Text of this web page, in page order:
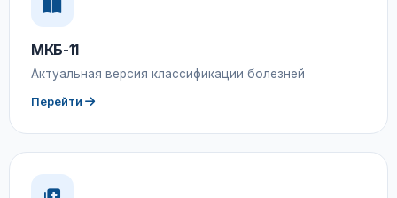
МКБ-11
Актуальная версия классификации болезней
Перейти